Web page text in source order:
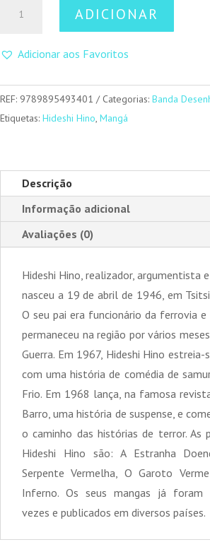
do
ADICIONAR
Adicionar aos Favoritos
REF: 9789895493401 Categorias: Banda
Etiquetas: Hideshi Hino, Mangá
Descrição
Informação adicional
Avaliações (0)
Hideshi Hino, realizador, argumentista
nasceu a 19 de abril de 1946, em
O seu pai era funcionário da ferrovia
permaneceu na região por vários
Guerra. Em 1967, Hideshi Hino estreia-
com uma história de comédia de
Frio. Em 1968 lança, na famosa
Barro, uma história de suspense, e
o caminho das histórias de terror. As
Hideshi Hino são: A Estranha
Serpente Vermelha, O Garoto
Inferno. Os seus mangas já foram
vezes e publicados em diversos países.